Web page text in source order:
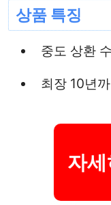
상품 특징
중도 상환
최장 10년
자